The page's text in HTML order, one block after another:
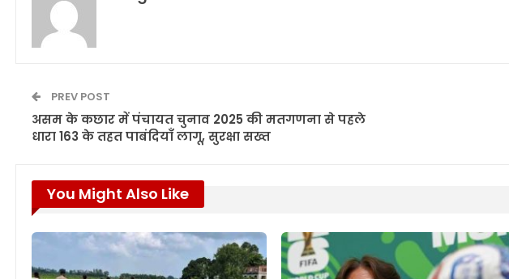
PREV POST
असम के कछार में पंचायत चुनाव 2025 की मतगणना से पहले
धारा 163 के तहत पाबंदियाँ लागू, सुरक्षा सख्त
You Might Also Like